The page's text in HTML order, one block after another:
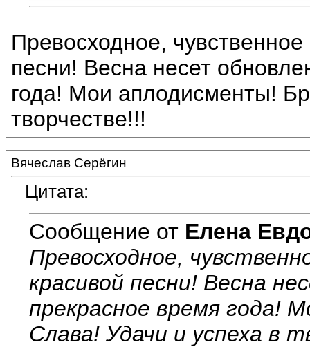
Превосходное,
песни! Весна несет
года! Мои аплодисменты!
творчестве!!!
Вячеслав Серёгин
Цитата:
Сообщение от Елена
Превосходное,
красивой песни! Весна
прекрасное время года!
Слава! Удачи и успеха в